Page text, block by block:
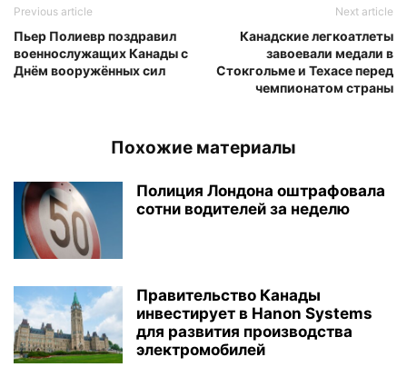
Previous article
Пьер Полиевр поздравил
военнослужащих Канады с
Днём вооружённых сил
Next article
Канадские легкоатлеты
завоевали медали в
Стокгольме и Техасе перед
чемпионатом страны
Похожие материалы
Полиция Лондона оштрафовала
сотни водителей за неделю
Правительство Канады
инвестирует в Hanon Systems
для развития производства
электромобилей